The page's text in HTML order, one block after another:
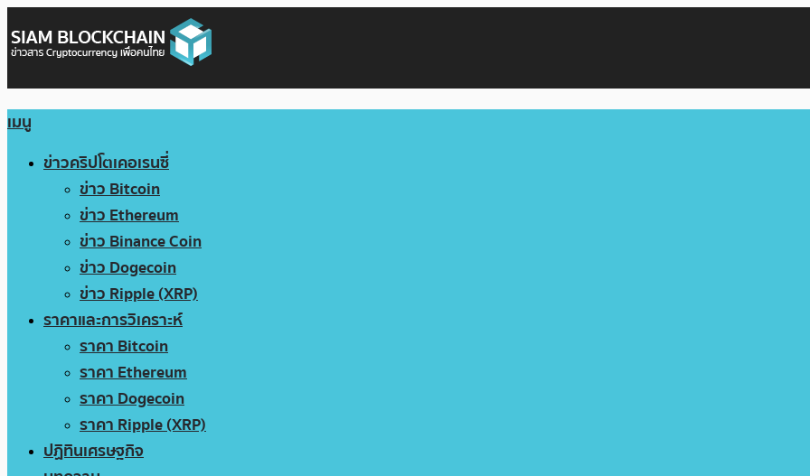
เมนู
ข่าวคริปโตเคอเรนซี่
ข่าว Bitcoin
ข่าว Ethereum
ข่าว Binance Coin
ข่าว Dogecoin
ข่าว Ripple (XRP)
ราคาและการวิเคราะห์
ราคา Bitcoin
ราคา Ethereum
ราคา Dogecoin
ราคา Ripple (XRP)
ปฏิทินเศรษฐกิจ